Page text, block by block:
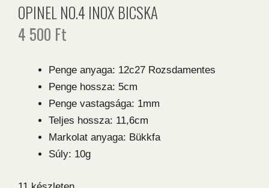
OPINEL NO.4 INOX BICSKA
4 500 Ft
Penge anyaga: 12c27 Rozsdamentes
Penge hossza: 5cm
Penge vastagsága: 1mm
Teljes hossza: 11,6cm
Markolat anyaga: Bükkfa
Súly: 10g